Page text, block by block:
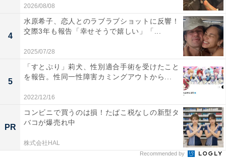
2026/08/08
4
水原希子、恋人とのラブラブショットに反響！
交際3年も報告「幸せそうで嬉しい」「...
2025/07/28
5
「すとぷり」莉犬、性別適合手術を受けたこと
を報告。性同一性障害カミングアウトから...
2022/12/16
PR
コンビニで買うのは損！たばこ税なしの新型タ
バコが爆売れ中
株式会社HAL
Recommended by